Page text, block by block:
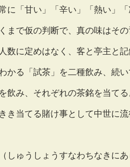
に「甘い」「辛い」「熱い」「
まで仮の判断で、真の味はそ
に定めはなく、客と亭主と記
かる「試茶」を二種飲み、続い
飲み、それぞれの茶銘を当て
き当てる賭け事として中世に
ゅうしょうすなわちなきに